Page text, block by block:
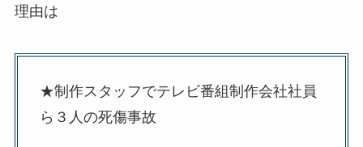
理由は
★制作スタッフでテレビ番組制作会社社員
ら３人の死傷事故